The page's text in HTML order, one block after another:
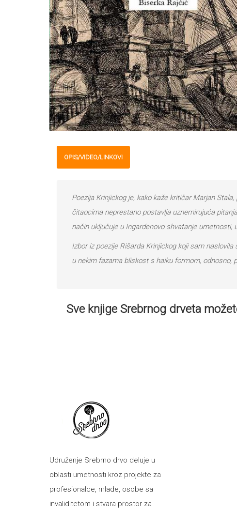
OPIS/VIDEO/LINKOVI
Poezija Krinjickog je, kako kaže kritičar Marjan
čitaocima neprestano postavlja uznemirujuća
način uključuje u Ingardenovo shvatanje umetnosti,
Izbor iz poezije Rišarda Krinjickog koji sam
u nekim fazama bliskost s haiku formom,
Sve knjige Srebrnog drveta
Udruženje Srebrno drvo deluje u
oblasti umetnosti kroz projekte za
profesionalce, mlade, osobe sa
invaliditetom i stvara prostor za